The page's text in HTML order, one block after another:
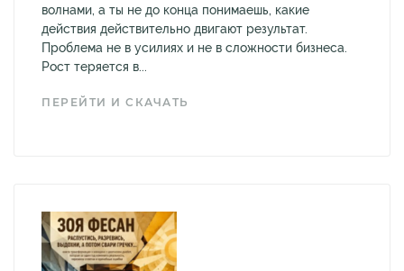
волнами, а ты не до конца понимаешь, какие
действия действительно двигают результат.
Проблема не в усилиях и не в сложности бизнеса.
Рост теряется в...
ПЕРЕЙТИ И СКАЧАТЬ